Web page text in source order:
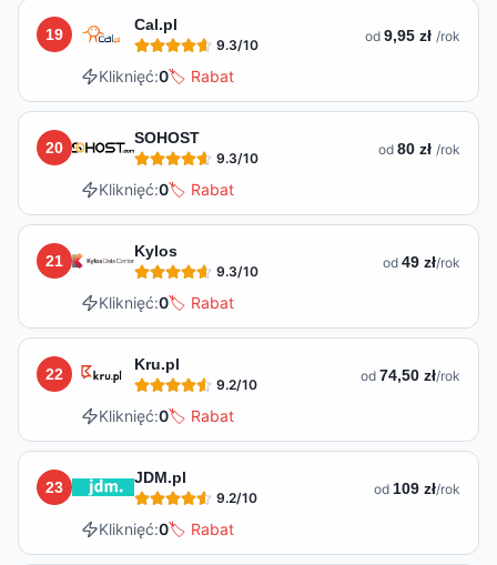
19
Cal.pl
9.3/10 od 9,95 zł /rok
Kliknięć:0🏷️ Rabat
20
SOHOST
9.3/10 od 80 zł /rok
Kliknięć:0🏷️ Rabat
21
Kylos
9.3/10 od 49 zł/rok
Kliknięć:0🏷️ Rabat
22
Kru.pl
9.2/10 od 74,50 zł/rok
Kliknięć:0🏷️ Rabat
23
JDM.pl
9.2/10 od 109 zł/rok
Kliknięć:0🏷️ Rabat